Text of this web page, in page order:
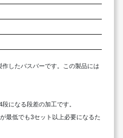
したバスバーです。この製品には
になる段差の加工です。
最低でも3セット以上必要になるた